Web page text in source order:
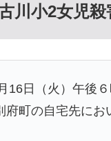
川小2女児殺
16日（火）午後
府町の自宅先にお